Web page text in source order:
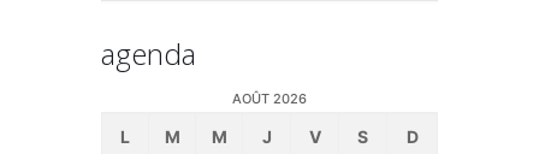
agenda
AOÛT 2026
L M M J V S D